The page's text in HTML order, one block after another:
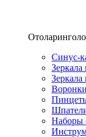
Синус-
Зеркала
Наборы